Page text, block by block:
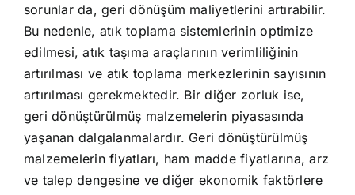
sorunlar da, geri dönüşüm maliyetlerini artırabilir.
Bu nedenle, atık toplama sistemlerinin optimize
edilmesi, atık taşıma araçlarının verimliliğinin
artırılması ve atık toplama merkezlerinin sayısının
artırılması gerekmektedir. Bir diğer zorluk ise,
geri dönüştürülmüş malzemelerin piyasasında
yaşanan dalgalanmalardır. Geri dönüştürülmüş
malzemelerin fiyatları, ham madde fiyatlarına, arz
ve talep dengesine ve diğer ekonomik faktörlere